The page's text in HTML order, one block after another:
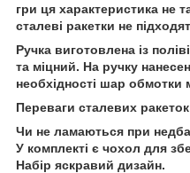
гри ця характеристика не
сталеві ракетки не
Ручка виготовлена ​​із
та міцний. На ручку
необхідності шар обмотки
Переваги сталевих
Чи не ламаються при
У комплекті є чохол для
Набір яскравий дизайн.